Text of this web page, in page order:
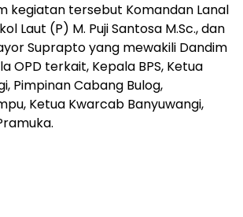
kegiatan tersebut Komandan Lanal
Laut (P) M. Puji Santosa M.Sc., dan
Suprapto yang mewakili Dandim
OPD terkait, Kepala BPS, Ketua
Pimpinan Cabang Bulog,
Ketua Kwarcab Banyuwangi,